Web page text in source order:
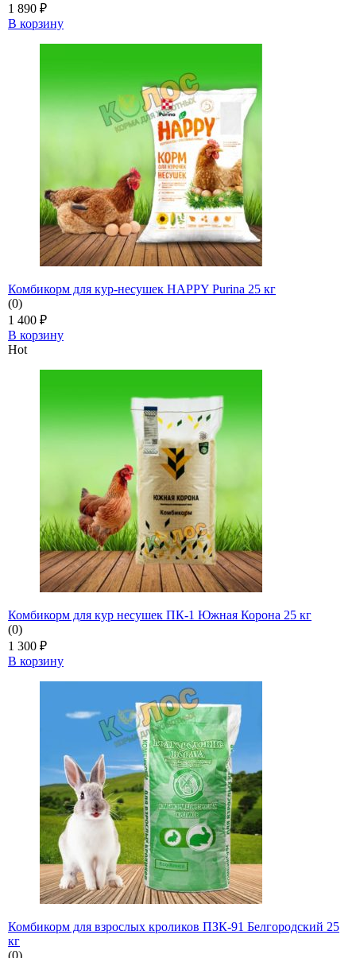
1 890 ₽
В корзину
Комбикорм для кур-несушек HAPPY Purina 25 кг
(0)
1 400 ₽
В корзину
Hot
Комбикорм для кур несушек ПК-1 Южная Корона 25 кг
(0)
1 300 ₽
В корзину
Комбикорм для взрослых кроликов ПЗК-91 Белгородский 25
кг